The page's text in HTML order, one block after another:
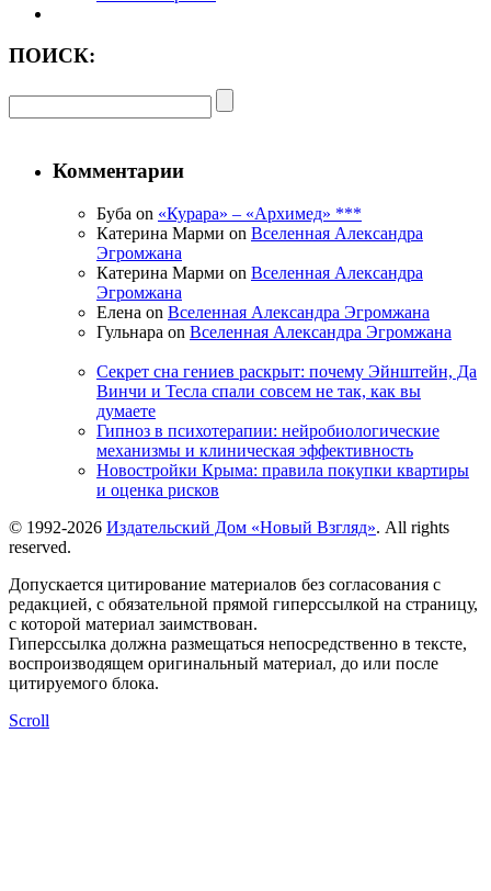
ПОИСК:
Комментарии
Буба on «Курара» – «Архимед» ***
Катерина Марми on Вселенная Александра
Эгромжана
Катерина Марми on Вселенная Александра
Эгромжана
Елена on Вселенная Александра Эгромжана
Гульнара on Вселенная Александра Эгромжана
Секрет сна гениев раскрыт: почему Эйнштейн, Да
Винчи и Тесла спали совсем не так, как вы
думаете
Гипноз в психотерапии: нейробиологические
механизмы и клиническая эффективность
Новостройки Крыма: правила покупки квартиры
и оценка рисков
© 1992-2026 Издательский Дом «Новый Взгляд». All rights
reserved.
Допускается цитирование материалов без согласования с
редакцией, с обязательной прямой гиперссылкой на страницу,
с которой материал заимствован.
Гиперссылка должна размещаться непосредственно в тексте,
воспроизводящем оригинальный материал, до или после
цитируемого блока.
Scroll